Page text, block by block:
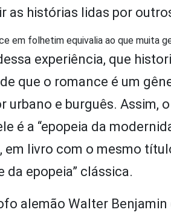
as histórias lidas por
em folhetim equivalia ao que muita
experiência, que
que o romance é um
urbano e burguês. Assim,
é a “epopeia da
em livro com o mesmo
da epopeia” clássica.
alemão Walter Benjamin